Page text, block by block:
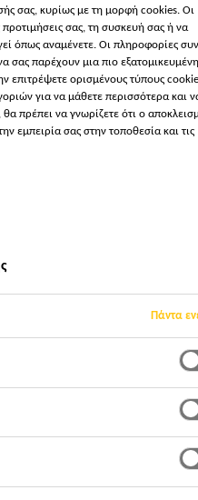
χαμηλής
23 είναι ένα ελαστικό,
σε εφαρμογές όπου
χωρίς αρμούς και
σειρά δαπέδων Sika
+
σας, κυρίως με τη μορφή cookies. Οι
σας, τη συσκευή σας ή να
όπως αναμένετε. Οι πληροφορίες
σας παρέχουν μια πιο εξατομικευμένη
επιτρέψετε ορισμένους τύπους
για να μάθετε περισσότερα και
πρέπει να γνωρίζετε ότι ο
εμπειρία σας στην τοποθεσία και τις
Πάντα